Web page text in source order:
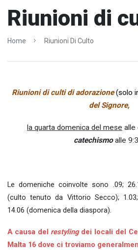
Riunioni di
Home Riunioni Di Culto
Riunioni di culti di adorazione (solo
del Signore,
la quarta domenica del mese alle
catechismoalle
Le domeniche coinvolte sono .09;
(culto tenuto da Vittorio Secco);
14.06 (domenica della diaspora).
A causa del restylingdei locali del
Malta 16 dove ci troviamo